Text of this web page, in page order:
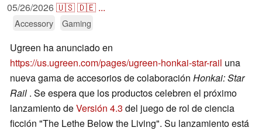
05/26/2026🇺🇸🇩🇪 ...
Accessory Gaming
Ugreen ha anunciado en
https://us.ugreen.com/pages/ugreen-honkai-star-rail una
nueva gama de accesorios de colaboración Honkai: Star
Rail . Se espera que los productos celebren el próximo
lanzamiento deVersión 4.3 del juego de rol de ciencia
ficción "The Lethe Below the Living". Su lanzamiento está